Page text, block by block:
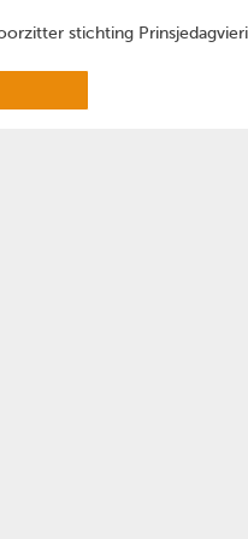
stichting